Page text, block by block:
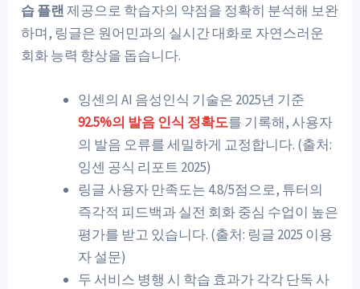
습 플랜제공으로 학습자의 약점을 정확히 분석해 보완
하며, 링글은 원어민과의 실시간 대화로 자연스러운
회화 능력 향상을 돕습니다.
잉센의 AI 음성인식 기술은 2025년 기준
92.5%의 발음 인식 정확도를 기록해, 사용자
의 발음 오류를 세밀하게 교정합니다. (출처:
잉센 공식 리포트 2025)
링글 사용자 만족도는 4.8/5점으로, 튜터의
즉각적 피드백과 실전 회화 중심 수업이 높은
평가를 받고 있습니다. (출처: 링글 2025 이용
자 설문)
두 서비스 병행 시 학습 효과가 각각 단독 사